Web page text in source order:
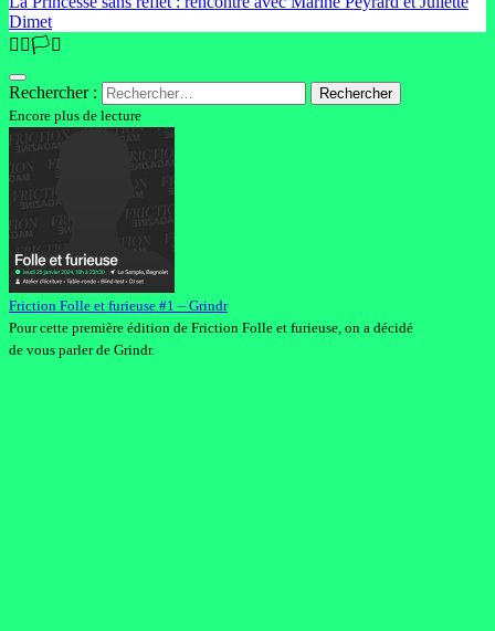
Dimet
🏳️‍🌈🏳️‍⚧️
Rechercher :
Encore plus de lecture
Friction Folle et furieuse #1 – Grindr
Pour cette première édition de Friction Folle et furieuse, on a décidé
de vous parler de Grindr.